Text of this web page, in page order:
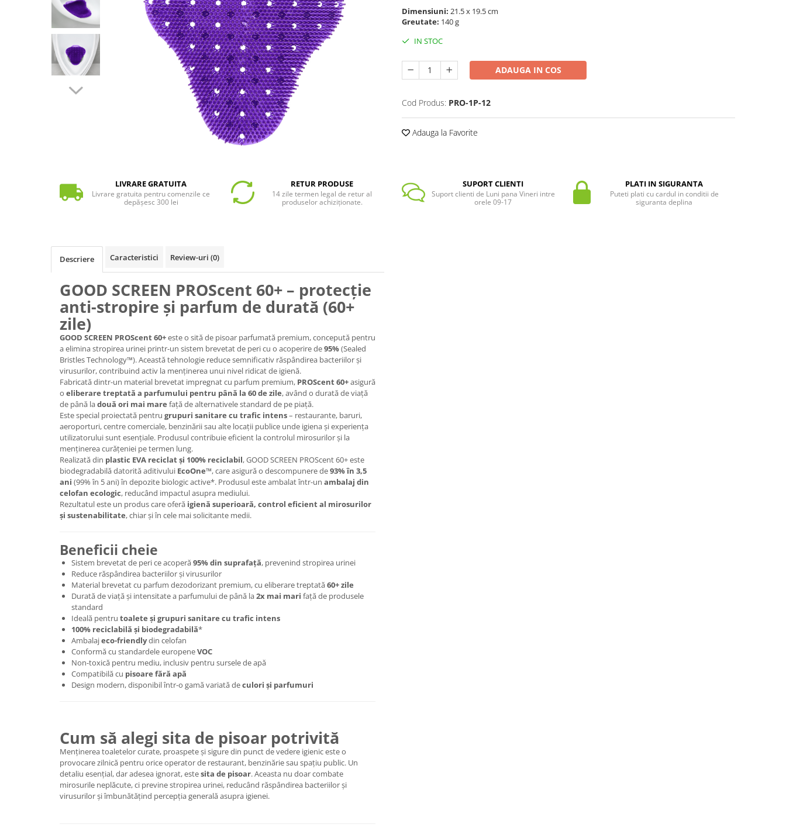
Dimensiuni: 21.5 x 19.5 cm
Greutate: 140 g
IN STOC
ADAUGA IN COS
Cod Produs: PRO-1P-12
Adauga la Favorite
LIVRARE GRATUITA
Livrare gratuita pentru comenzile ce
depășesc 300 lei
RETUR PRODUSE
14 zile termen legal de retur al
produselor achiziționate.
SUPORT CLIENTI
Suport clienti de Luni pana Vineri intre
orele 09-17
PLATI IN SIGURANTA
Puteti plati cu cardul in conditii de
siguranta deplina
Descriere Caracteristici Review-uri (0)
GOOD SCREEN PROScent 60+ – protecție
anti-stropire și parfum de durată (60+
zile)
GOOD SCREEN PROScent 60+este o sită de pisoar parfumată premium, concepută pentru
a elimina stropirea urinei printr-un sistem brevetat de peri cu o acoperire de95%(Sealed
Bristles Technology™). Această tehnologie reduce semnificativ răspândirea bacteriilor și
virusurilor, contribuind activ la menținerea unui nivel ridicat de igienă.
Fabricată dintr-un material brevetat impregnat cu parfum premium, PROScent 60+asigură
o eliberare treptată a parfumului pentru până la 60 de zile, având o durată de viață
de până ladouă ori mai mare față de alternativele standard de pe piață.
Este special proiectată pentru grupuri sanitare cu trafic intens– restaurante, baruri,
aeroporturi, centre comerciale, benzinării sau alte locații publice unde igiena și experiența
utilizatorului sunt esențiale. Produsul contribuie eficient la controlul mirosurilor și la
menținerea curățeniei pe termen lung.
Realizată din plastic EVA reciclat și 100% reciclabil, GOOD SCREEN PROScent 60+ este
biodegradabilă datorită aditivului EcoOne™, care asigură o descompunere de93% în 3,5
ani (99% în 5 ani) în depozite biologic active*. Produsul este ambalat într-un ambalaj din
celofan ecologic, reducând impactul asupra mediului.
Rezultatul este un produs care oferă igienă superioară, control eficient al mirosurilor
și sustenabilitate, chiar și în cele mai solicitante medii.
Beneficii cheie
Sistem brevetat de peri ce acoperă95% din suprafață, prevenind stropirea urinei
Reduce răspândirea bacteriilor și virusurilor
Material brevetat cu parfum dezodorizant premium, cu eliberare treptată60+ zile
Durată de viață și intensitate a parfumului de până la2x mai mari față de produsele
standard
Ideală pentru toalete și grupuri sanitare cu trafic intens
100% reciclabilă și biodegradabilă*
Ambalajeco-friendlydin celofan
Conformă cu standardele europeneVOC
Non-toxică pentru mediu, inclusiv pentru sursele de apă
Compatibilă cu pisoare fără apă
Design modern, disponibil într-o gamă variată deculori și parfumuri
Cum să alegi sita de pisoar potrivită
Menținerea toaletelor curate, proaspete și sigure din punct de vedere igienic este o
provocare zilnică pentru orice operator de restaurant, benzinărie sau spațiu public. Un
detaliu esențial, dar adesea ignorat, estesita de pisoar. Aceasta nu doar combate
mirosurile neplăcute, ci previne stropirea urinei, reducând răspândirea bacteriilor și
virusurilor și îmbunătățind percepția generală asupra igienei.